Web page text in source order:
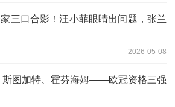
三口合影！汪小菲眼睛出问题，张兰
2026-05-08
斯图加特、霍芬海姆——欧冠资格三强